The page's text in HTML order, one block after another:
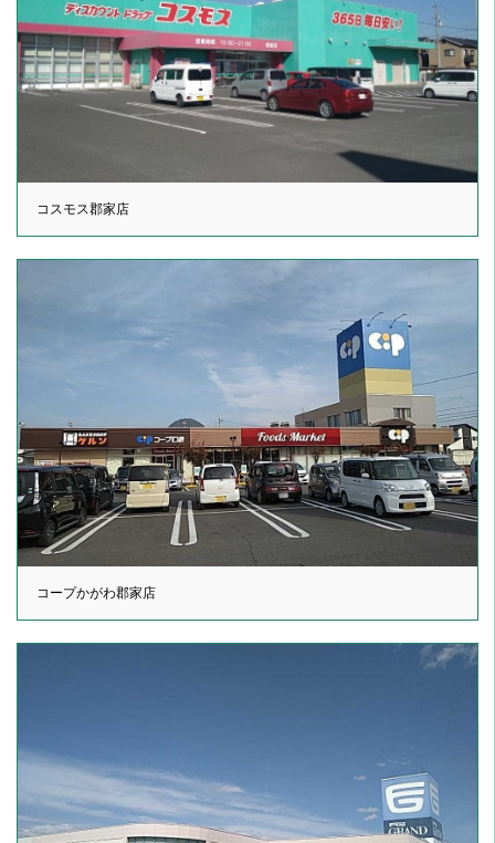
コスモス郡家店
コープかがわ郡家店